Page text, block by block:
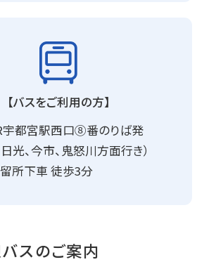
【バスをご利用の方】
宇都宮駅西口⑧番のりば発
光、今市、鬼怒川方面行き）
所下車 徒歩3分
スのご案内